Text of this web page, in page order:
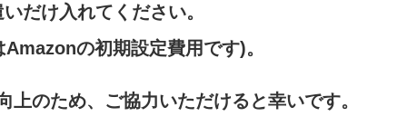
だけ入れてください。
の初期設定費用です)。
のため、ご協力いただけると幸いです。